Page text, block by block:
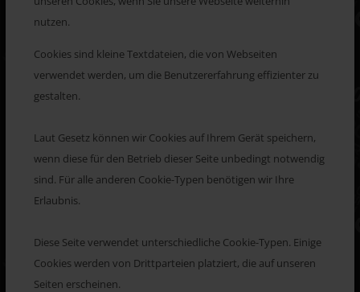
nutzen.
Cookies sind kleine Textdateien, die von Webseiten
verwendet werden, um die Benutzererfahrung effizienter zu
gestalten.
Laut Gesetz können wir Cookies auf Ihrem Gerät speichern,
wenn diese für den Betrieb dieser Seite unbedingt notwendig
sind. Für alle anderen Cookie-Typen benötigen wir Ihre
Erlaubnis.
Diese Seite verwendet unterschiedliche Cookie-Typen. Einige
Cookies werden von Drittparteien platziert, die auf unseren
Seiten erscheinen.